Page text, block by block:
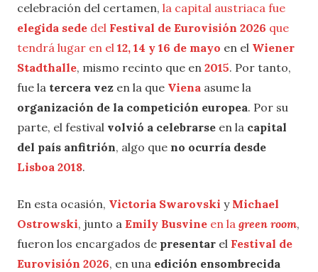
celebración del certamen, la capital austriaca fue
elegida sede del Festival de Eurovisión 2026 que
tendrá lugar en el 12, 14 y 16 de mayo en el Wiener
Stadthalle, mismo recinto que en 2015. Por tanto,
fue la tercera vez en la que Viena asume la
organización de la competición europea. Por su
parte, el festival volvió a celebrarse en la capital
del país anfitrión, algo que no ocurría desde
Lisboa 2018.
En esta ocasión, Victoria Swarovski y Michael
Ostrowski, junto a Emily Busvine en la green room,
fueron los encargados de presentar el Festival de
Eurovisión 2026, en una edición ensombrecida